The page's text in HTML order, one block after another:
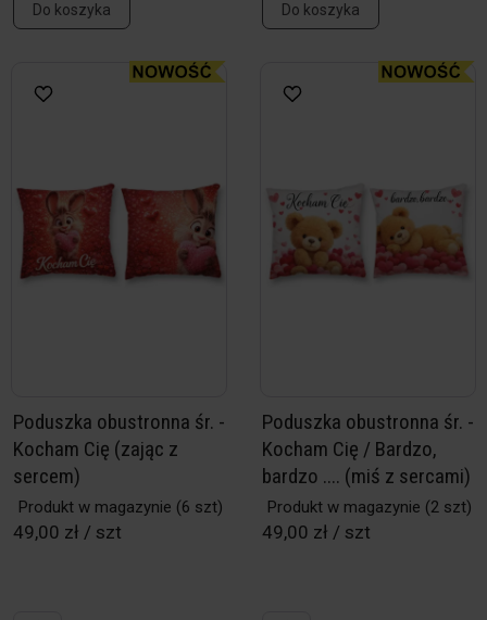
Do koszyka Do koszyka
Poduszka obustronna śr. -
Kocham Cię (zając z
sercem)
Produkt w magazynie (6 szt)
49,00 zł / szt
Poduszka obustronna śr. -
Kocham Cię / Bardzo,
bardzo .... (miś z sercami)
Produkt w magazynie (2 szt)
49,00 zł / szt